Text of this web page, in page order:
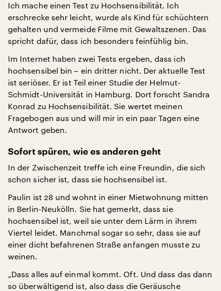
Ich mache einen Test zu Hochsensibilität. Ich
erschrecke sehr leicht, wurde als Kind für schüchtern
gehalten und vermeide Filme mit Gewaltszenen. Das
spricht dafür, dass ich besonders feinfühlig bin.
Im Internet haben zwei Tests ergeben, dass ich
hochsensibel bin – ein dritter nicht. Der aktuelle Test
ist seriöser. Er ist Teil einer Studie der Helmut-
Schmidt-Universität in Hamburg. Dort forscht Sandra
Konrad zu Hochsensibilität. Sie wertet meinen
Fragebogen aus und will mir in ein paar Tagen eine
Antwort geben.
Sofort spüren, wie es anderen geht
In der Zwischenzeit treffe ich eine Freundin, die sich
schon sicher ist, dass sie hochsensibel ist.
Paulin ist 28 und wohnt in einer Mietwohnung mitten
in Berlin-Neukölln. Sie hat gemerkt, dass sie
hochsensibel ist, weil sie unter dem Lärm in ihrem
Viertel leidet. Manchmal sogar so sehr, dass sie auf
einer dicht befahrenen Straße anfangen musste zu
weinen.
„Dass alles auf einmal kommt. Oft. Und dass das dann
so überwältigend ist, also dass die Geräusche